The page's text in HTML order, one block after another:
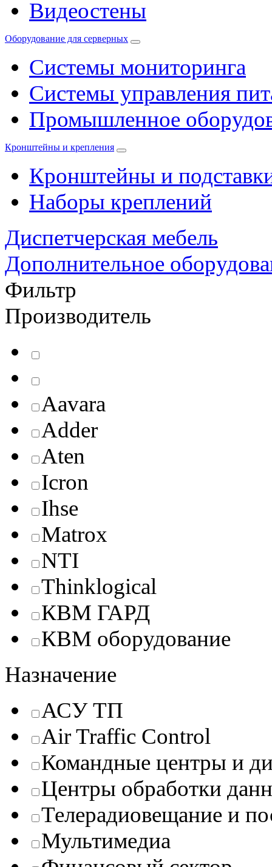
Видеостены
Оборудование для серверных
Системы мониторинга
Системы управления
Промышленное
Кронштейны и крепления
Кронштейны и
Наборы креплений
Диспетчерская мебель
Дополнительное
Фильтр
Производитель
Aavara
Adder
Aten
Icron
Ihse
Matrox
NTI
Thinklogical
КВМ ГАРД
КВМ оборудование
Назначение
АСУ ТП
Air Traffic Control
Командные центры и
Центры обработки
Телерадиовещание и
Мультимедиа